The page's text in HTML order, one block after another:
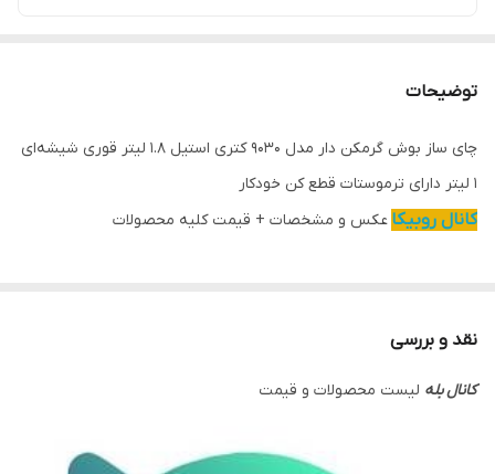
توضیحات
چای ساز بوش گرمکن دار مدل 9030 کتری استیل ۱.۸ لیتر قوری شیشه‌ای
۱ لیتر دارای ترموستات قطع کن خودکار
کانال روبیکا عکس و مشخصات + قیمت کلیه محصولات
نقد و بررسی
کانال بله لیست محصولات و قیمت